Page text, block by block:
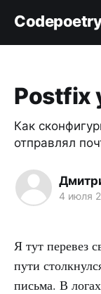
Postfix
Как
отправлял
4 июля
Я тут перевез
пути
письма. В